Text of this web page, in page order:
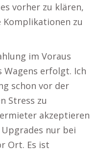
vorher zu klären,
zu
im Voraus
erfolgt. Ich
schon vor der
Stress zu
akzeptieren
nur bei
Ort. Es ist